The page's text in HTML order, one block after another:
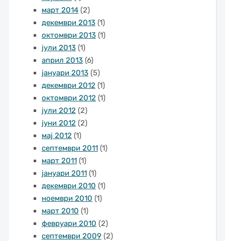
март 2014(2)
декември 2013(1)
октомври 2013(1)
јули 2013(1)
април 2013(6)
јануари 2013(5)
декември 2012 (1)
октомври 2012 (1)
јули 2012 (2)
јуни 2012 (2)
мај 2012 (1)
септември 2011(1)
март 2011(1)
јануари 2011(1)
декември 2010 (1)
ноември 2010 (1)
март 2010 (1)
февруари 2010 (2)
септември 2009 (2)